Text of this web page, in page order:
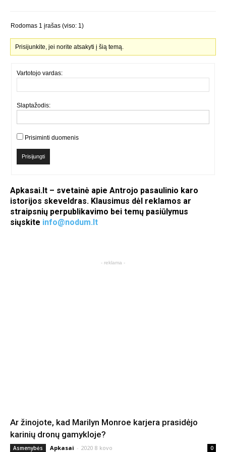
Rodomas 1 įrašas (viso: 1)
Prisijunkite, jei norite atsakyti į šią temą.
Vartotojo vardas:
Slaptažodis:
Prisiminti duomenis
Prisijungti
Apkasai.lt – svetainė apie Antrojo pasaulinio karo
istorijos skeveldras. Klausimus dėl reklamos ar
straipsnių perpublikavimo bei temų pasiūlymus
siųskite info@nodum.lt
- reklama -
Ar žinojote, kad Marilyn Monroe karjera prasidėjo
karinių dronų gamykloje?
Asmenybės Apkasai - 2020 8 kovo 0